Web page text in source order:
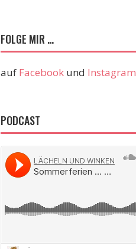
FOLGE MIR …
auf Facebook und Instagram
PODCAST